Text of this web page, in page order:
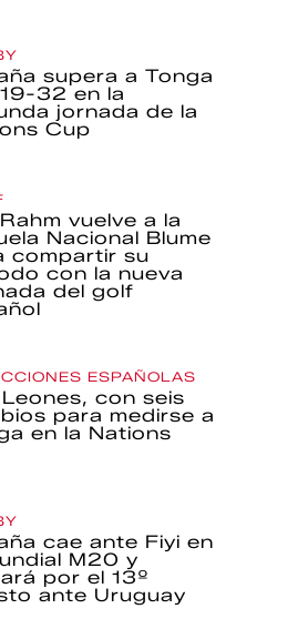
supera a Tonga
32 en la
jornada de la
Cup
vuelve a la
Nacional Blume
compartir su
con la nueva
del golf
ESPAÑOLAS
con seis
para medirse a
en la Nations
cae ante Fiyi en
M20 y
por el 13º
ante Uruguay